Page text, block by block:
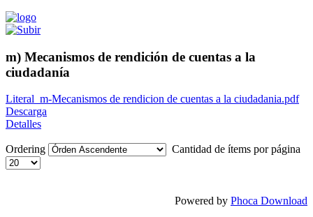
m) Mecanismos de rendición de cuentas a la
ciudadanía
Literal_m-Mecanismos de rendicion de cuentas a la ciudadania.pdf
Descarga
Detalles
Ordering Cantidad de ítems por página
Powered by Phoca Download